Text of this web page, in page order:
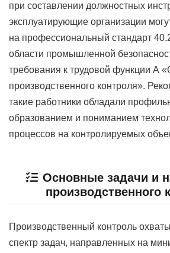
при составлении должностных
эксплуатирующие организации
на профессиональный стандарт
области промышленной
требования к трудовой функции А
производственного контроля».
такие работники обладали
образованием и пониманием
процессов на контролируемых
Основные задачи и
производственного
Производственный контроль
спектр задач, направленных на